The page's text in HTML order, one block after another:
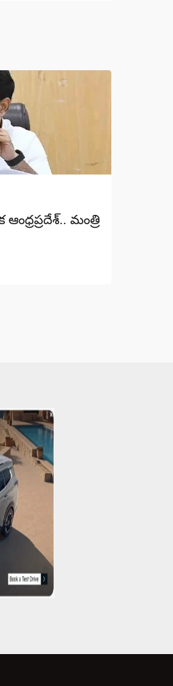
ఆంధ్రప్రదేశ్.. మంత్రి